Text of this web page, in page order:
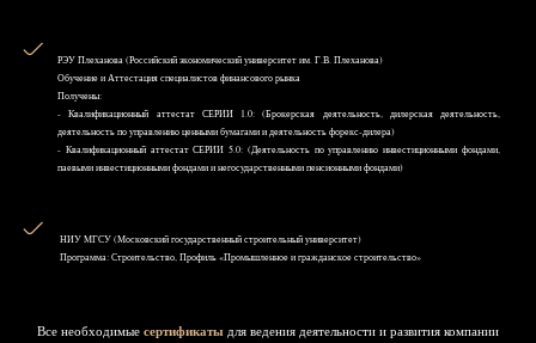
РЭУ Плеханова (Российский экономический университет им. Г.В. Плеханова)
Обучение и Аттестация специалистов финансового рынка
Получены:
- Квалификационный аттестат СЕРИИ 1.0: (Брокерская деятельность, дилерская деятельность,
деятельность по управлению ценными бумагами и деятельность форекс-дилера)
- Квалификационный аттестат СЕРИИ 5.0: (Деятельность по управлению инвестиционными фондами,
паевыми инвестиционными фондами и негосударственными пенсионными фондами)
НИУ MГСУ (Московский государственный строительный университет)
Программа: Строительство, Профиль «Промышленное и гражданское строительство»
Все необходимые сертификаты для ведения деятельности и развития компании